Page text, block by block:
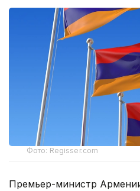
Фото: Regisser.com
Премьер-министр